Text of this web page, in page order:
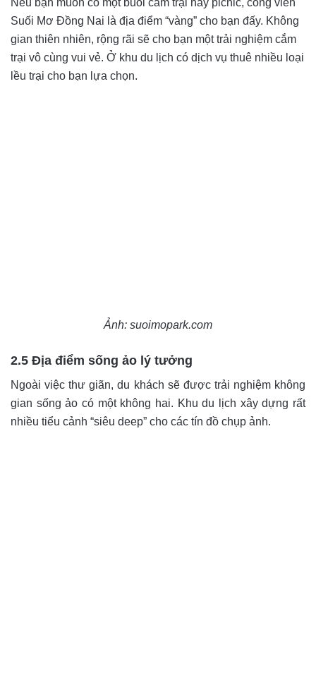
Suối Mơ Đồng Nai là địa điểm “vàng” cho bạn đấy. Không
gian thiên nhiên, rộng rãi sẽ cho bạn một trải nghiệm cắm
trại vô cùng vui vẻ. Ở khu du lịch có dịch vụ thuê nhiều loại
lều trại cho bạn lựa chọn.
Ảnh: suoimopark.com
2.5 Địa điểm sống ảo lý tưởng
Ngoài việc thư giãn, du khách sẽ được trải nghiệm không
gian sống ảo có một không hai. Khu du lịch xây dựng rất
nhiều tiểu cảnh “siêu deep” cho các tín đồ chụp ảnh.